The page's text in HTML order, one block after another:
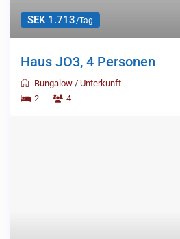
SEK 1.713/Tag
Haus JO3, 4 Personen
Bungalow /Unterkunft
2
4